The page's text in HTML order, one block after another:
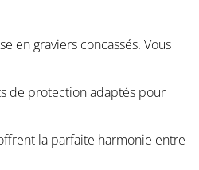
en graviers concassés. Vous
de protection adaptés pour
la parfaite harmonie entre